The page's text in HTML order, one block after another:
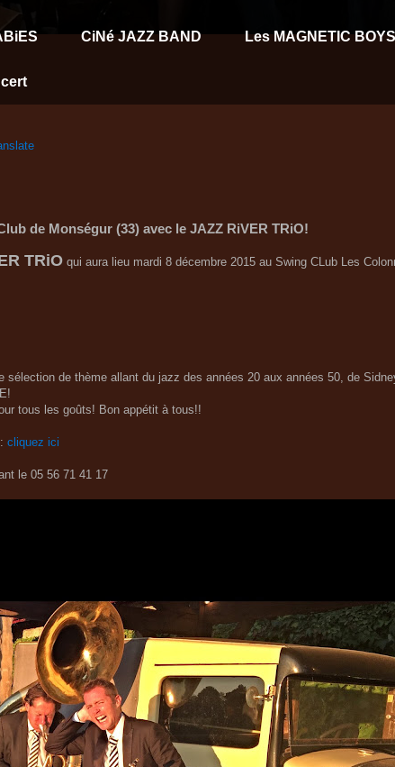
CiNé JAZZ BAND Les MAGNETIC BOYS
de Monségur (33) avec le JAZZ RiVER TRiO!
TRiO qui aura lieu mardi 8 décembre 2015 au Swing CLub Les
de thème allant du jazz des années 20 aux années 50, de
tous les goûts! Bon appétit à tous!!
cliquez ici
le 05 56 71 41 17